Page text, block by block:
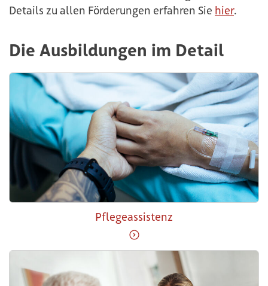
Details zu allen Förderungen erfahren Sie hier.
Die Ausbildungen im Detail
Pflegeassistenz
Weiter zu Pflegeassistenz